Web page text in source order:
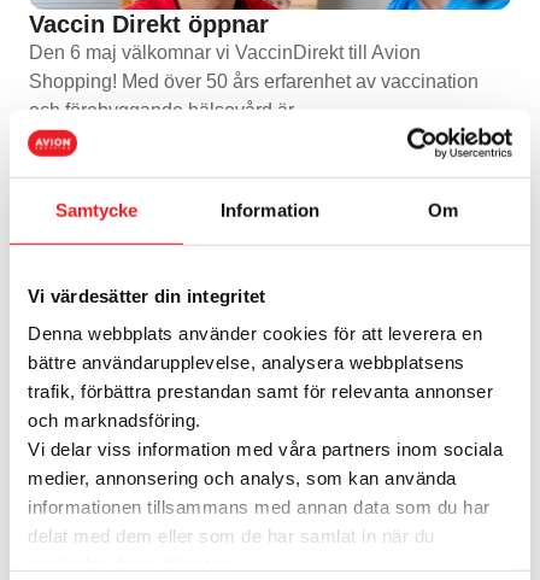
Samtycke Information Om
Vi värdesätter din integritet
Denna webbplats använder cookies för att leverera en
bättre användarupplevelse, analysera webbplatsens
trafik, förbättra prestandan samt för relevanta annonser
och marknadsföring.
Vi delar viss information med våra partners inom sociala
medier, annonsering och analys, som kan använda
informationen tillsammans med annan data som du har
delat med dem eller som de har samlat in när du
Vaccin Direkt öppnar
Den 6 maj välkomnar vi VaccinDirekt till Avion
Shopping! Med över 50 års erfarenhet av vaccination
och förebyggande hälsovård är…
Varannan torsdag har REKO-ring Umeå utlämning av
förbokade varor på vår parkering. De har samlat flera
Tio år och nästan 40 miljoner besök
senare!
– Avion jubilerar med två dagars firande! När Avion slog
upp portarna den 17 mars 2016 ringlade kön lång redan
före öppning. 83 butiker…
Tidigare event
Avion firar 10 år!
I mars är det tio år sedan vi slog upp portarna till Avion.